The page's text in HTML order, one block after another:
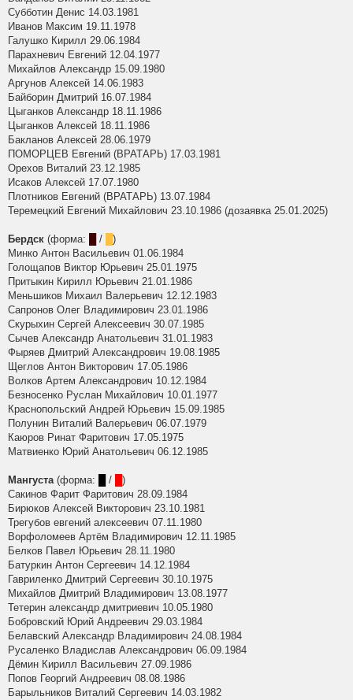
Субботин Денис 14.03.1981
Иванов Максим 19.11.1978
Галушко Кирилл 29.06.1984
Парахневич Евгений 12.04.1977
Михайлов Александр 15.09.1980
Аргунов Алексей 14.06.1983
Байборин Дмитрий 16.07.1984
Цыганков Александр 18.11.1986
Цыганков Алексей 18.11.1986
Бакланов Алексей 28.06.1979
ПОМОРЦЕВ Евгений (ВРАТАРЬ) 17.03.1981
Орехов Виталий 23.12.1985
Исаков Алексей 17.07.1980
Плотников Евгений (ВРАТАРЬ) 13.07.1984
Теремецкий Евгений Михайлович 23.10.1986 (дозаявка 25.01.2025)
Бердск (форма: /
)
Минко Антон Васильевич 01.06.1984
Голощапов Виктор Юрьевич 25.01.1975
Притыкин Кирилл Юрьевич 21.01.1986
Меньшиков Михаил Валерьевич 12.12.1983
Сапронов Олег Владимирович 23.01.1986
Скурыхин Сергей Алексеевич 30.07.1985
Сычев Александр Анатольевич 31.01.1983
Фыряев Дмитрий Александрович 19.08.1985
Щеглов Антон Викторович 17.05.1986
Волков Артем Александрович 10.12.1984
Безносенко Руслан Михайлович 10.01.1977
Краснопольский Андрей Юрьевич 15.09.1985
Полунин Виталий Валерьевич 06.07.1979
Каюров Ринат Фаритович 17.05.1975
Матвиенко Юрий Анатольевич 06.12.1985
Мангуста(форма: /
)
Сакинов Фарит Фаритович 28.09.1984
Бирюков Алексей Викторович 23.10.1981
Трегубов евгений алексеевич 07.11.1980
Ворфоломеев Артём Владимирович 12.11.1985
Белков Павел Юрьевич 28.11.1980
Батуркин Антон Сергеевич 14.12.1984
Гавриленко Дмитрий Сергеевич 30.10.1975
Михайлов Дмитрий Владимирович 13.08.1977
Тетерин александр дмитриевич 10.05.1980
Бобровский Юрий Андреевич 29.03.1984
Белавский Александр Владимирович 24.08.1984
Русаленко Владислав Александрович 06.09.1984
Дёмин Кирилл Васильевич 27.09.1986
Попов Георгий Андреевич 08.08.1986
Барыльников Виталий Сергеевич 14.03.1982